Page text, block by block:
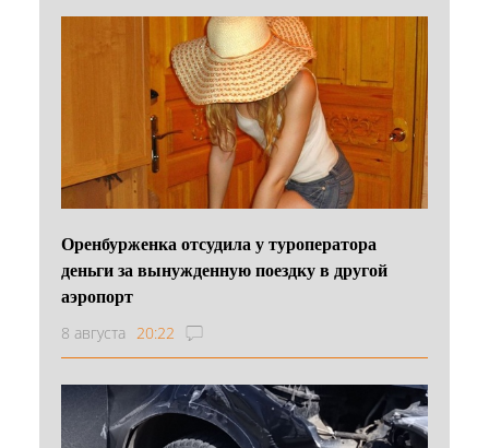
Оренбурженка отсудила у туроператора
деньги за вынужденную поездку в другой
аэропорт
8 августа 20:22